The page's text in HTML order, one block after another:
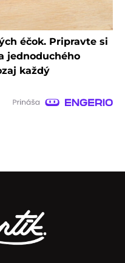
éčok. Pripravte si
jednoduchého
každý